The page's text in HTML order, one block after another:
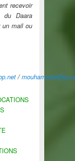
recevoir
Daara
un mail ou
/